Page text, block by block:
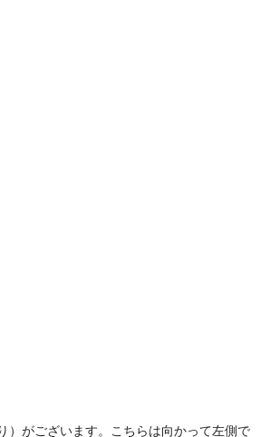
）がございます。こちらは向かって左側で